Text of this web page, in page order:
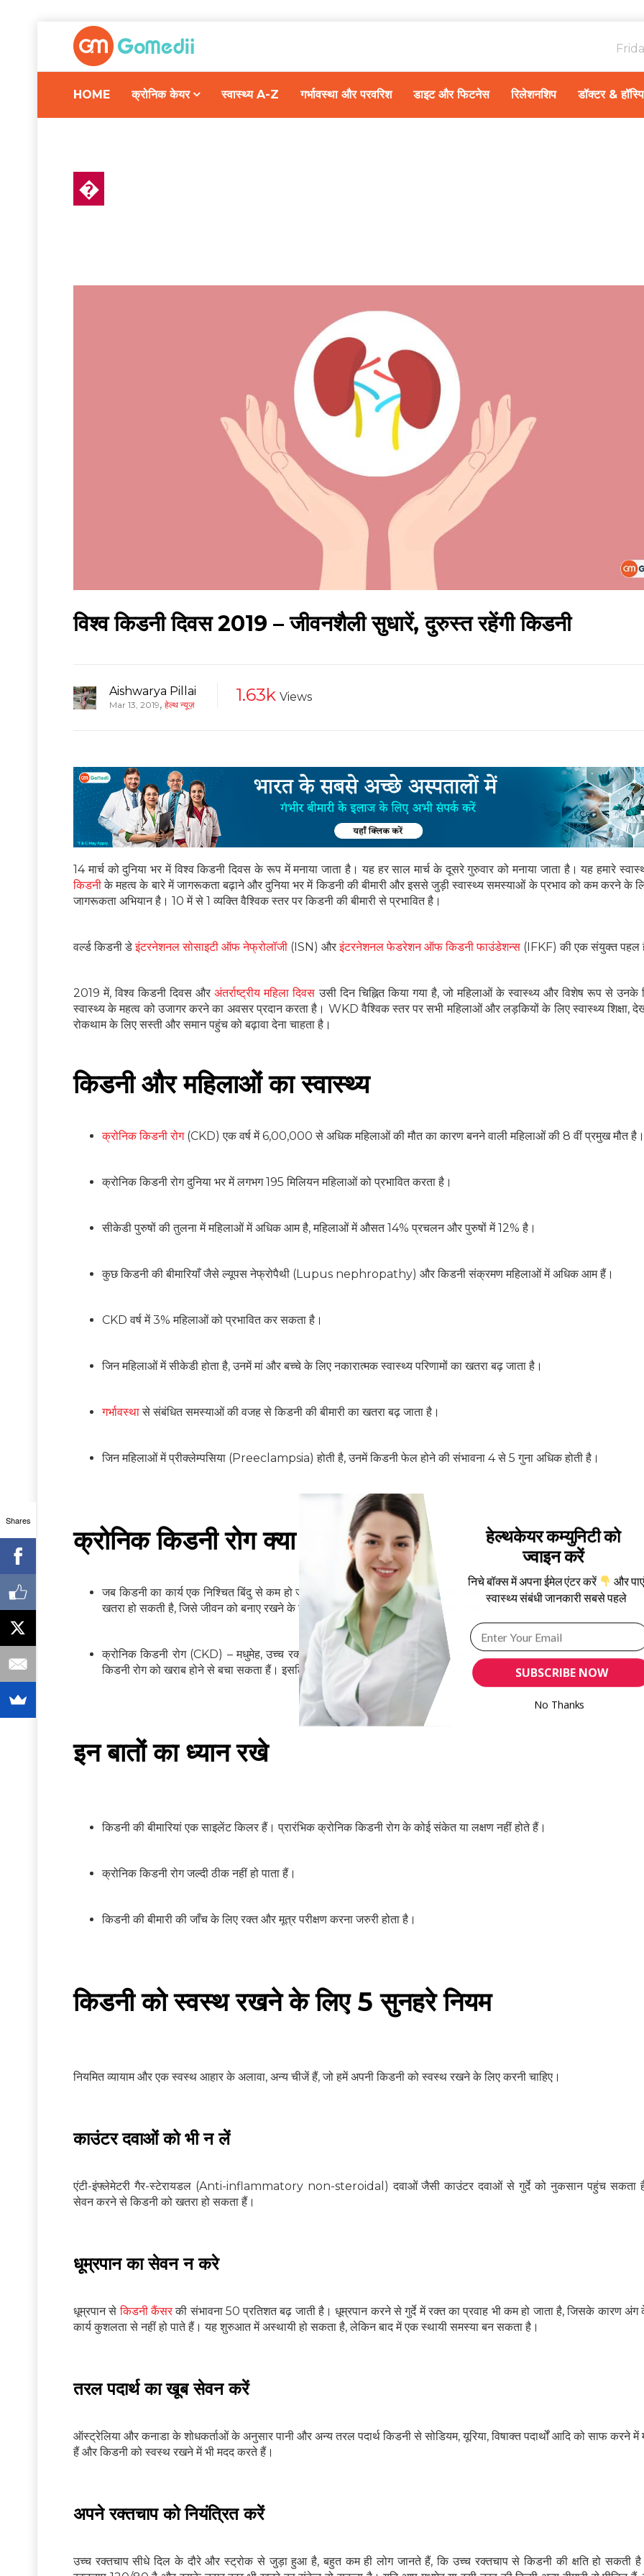
HOME क्रोनिक केयर स्वास्थ्य A-Z गर्भावस्था और परवरिश डाइट और फिटनेस रिलेशनशिप डॉक्टर &
�
विश्व किडनी दिवस 2019 – जीवनशैली सुधारें, दुरुस्त रहेंगी किडनी
Aishwarya Pillai
Mar 13, 2019, हेल्थ न्यूज़ 1.63k Views
14 मार्च को दुनिया भर में विश्व किडनी दिवस के रूप में मनाया जाता है। यह हर साल मार्च के दूसरे गुरुवार को मनाया जाता है। यह हमारे
किडनीके महत्व के बारे में जागरूकता बढ़ाने और दुनिया भर में किडनी की बीमारी और इससे जुड़ी स्वास्थ्य समस्याओं के प्रभाव को कम करने के
जागरूकता अभियान है। 10 में से 1 व्यक्ति वैश्विक स्तर पर किडनी की बीमारी से प्रभावित है।
वर्ल्ड किडनी डेइंटरनेशनल सोसाइटी ऑफ नेफ्रोलॉजी (ISN) औरइंटरनेशनल फेडरेशन ऑफ किडनी फाउंडेशन्स (IFKF) की एक संयुक्त पहल
2019 में, विश्व किडनी दिवस औरअंतर्राष्ट्रीय महिला दिवस उसी दिन चिह्नित किया गया है, जो महिलाओं के स्वास्थ्य और विशेष रूप से
स्वास्थ्य के महत्व को उजागर करने का अवसर प्रदान करता है। WKD वैश्विक स्तर पर सभी महिलाओं और लड़कियों के लिए स्वास्थ्य शिक्षा,
रोकथाम के लिए सस्ती और समान पहुंच को बढ़ावा देना चाहता है।
किडनी और महिलाओं का स्वास्थ्य
क्रोनिक किडनी रोग(CKD) एक वर्ष में 6,00,000 से अधिक महिलाओं की मौत का कारण बनने वाली महिलाओं की 8 वीं प्रमुख मौत है।
क्रोनिक किडनी रोग दुनिया भर में लगभग 195 मिलियन महिलाओं को प्रभावित करता है।
सीकेडी पुरुषों की तुलना में महिलाओं में अधिक आम है, महिलाओं में औसत 14% प्रचलन और पुरुषों में 12% है।
कुछ किडनी की बीमारियाँ जैसे ल्यूपस नेफ्रोपैथी (Lupus nephropathy) और किडनी संक्रमण महिलाओं में अधिक आम हैं।
CKD वर्ष में 3% महिलाओं को प्रभावित कर सकता है।
जिन महिलाओं में सीकेडी होता है, उनमें मां और बच्चे के लिए नकारात्मक स्वास्थ्य परिणामों का खतरा बढ़ जाता है।
गर्भावस्थासे संबंधित समस्याओं की वजह से किडनी की बीमारी का खतरा बढ़ जाता है।
जिन महिलाओं में प्रीक्लेम्पसिया (Preeclampsia) होती है, उनमें किडनी फेल होने की संभावना 4 से 5 गुना अधिक होती है।
क्रोनिक किडनी रोग क्या है?
जब किडनी का कार्य एक निश्चित बिंदु से कम हो जाता है, तो इसे किडनी की विफलता कहा जाता है और अनुपचारित गुर्दे की विफलता
खतरा हो सकती है, जिसे जीवन को बनाए रखने के लिए डायलिसिस (Dialysis) या किडनी प्रत्यारोपण की आवश्यकता होती है।
क्रोनिक किडनी रोग (CKD) – मधुमेह, उच्च रक्तचाप और अन्य विकारों के कारण हो सकते है। प्रारंभिक पहचान और उपचार
किडनी रोग को खराब होने से बचा सकता हैं। इसलिए कोई भी समस्या हो तो डॉक्टर से सलाह जरूर ले।
इन बातों का ध्यान रखे
किडनी की बीमारियां एक साइलेंट किलर हैं। प्रारंभिक क्रोनिक किडनी रोग के कोई संकेत या लक्षण नहीं होते हैं।
क्रोनिक किडनी रोग जल्दी ठीक नहीं हो पाता हैं।
किडनी की बीमारी की जाँच के लिए रक्त और मूत्र परीक्षण करना जरुरी होता है।
किडनी को स्वस्थ रखने के लिए 5 सुनहरे नियम
नियमित व्यायाम और एक स्वस्थ आहार के अलावा, अन्य चीजें हैं, जो हमें अपनी किडनी को स्वस्थ रखने के लिए करनी चाहिए।
काउंटर दवाओं को भी न लें
एंटी-इंफ्लेमेटरी गैर-स्टेरायडल (Anti-inflammatory non-steroidal) दवाओं जैसी काउंटर दवाओं से गुर्दे को नुकसान पहुंच सकता
सेवन करने से किडनी को खतरा हो सकता हैं।
धूम्रपान का सेवन न करे
धूम्रपान सेकिडनी कैंसरकी संभावना 50 प्रतिशत बढ़ जाती है। धूम्रपान करने से गुर्दे में रक्त का प्रवाह भी कम हो जाता है, जिसके कारण अंग
कार्य कुशलता से नहीं हो पाते हैं। यह शुरुआत में अस्थायी हो सकता है, लेकिन बाद में एक स्थायी समस्या बन सकता है।
तरल पदार्थ का खूब सेवन करें
ऑस्ट्रेलिया और कनाडा के शोधकर्ताओं के अनुसार पानी और अन्य तरल पदार्थ किडनी से सोडियम, यूरिया, विषाक्त पदार्थों आदि को साफ करने
हैं और किडनी को स्वस्थ रखने में भी मदद करते हैं।
अपने रक्तचाप को नियंत्रित करें
उच्च रक्तचाप सीधे दिल के दौरे और स्ट्रोक से जुड़ा हुआ है, बहुत कम ही लोग जानते हैं, कि उच्च रक्तचाप से किडनी की क्षति हो सकती
Shares
SUBSCRIBE NOW
हेल्थकेयर कम्युनिटी को
ज्वाइन करें
निचे बॉक्स में अपना ईमेल एंटर करें और
स्वास्थ्य संबंधी जानकारी सबसे पहले
No Thanks